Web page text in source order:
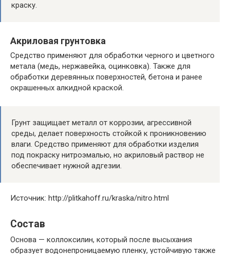
краску.
Акриловая грунтовка
Средство применяют для обработки черного и цветного
метала (медь, нержавейка, оцинковка). Также для
обработки деревянных поверхностей, бетона и ранее
окрашенных алкидной краской.
Грунт защищает металл от коррозии, агрессивной
среды, делает поверхность стойкой к проникновению
влаги. Средство применяют для обработки изделия
под покраску нитроэмалью, но акриловый раствор не
обеспечивает нужной адгезии.
Источник: http://plitkahoff.ru/kraska/nitro.html
Состав
Основа — коллоксилин, который после высыхания
образует водонепроницаемую пленку, устойчивую также